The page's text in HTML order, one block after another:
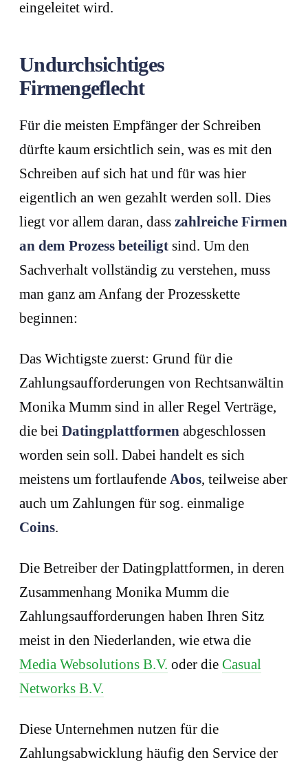
eingeleitet wird.
Undurchsichtiges
Firmengeflecht
Für die meisten Empfänger der Schreiben
dürfte kaum ersichtlich sein, was es mit den
Schreiben auf sich hat und für was hier
eigentlich an wen gezahlt werden soll. Dies
liegt vor allem daran, dass zahlreiche Firmen
an dem Prozess beteiligt sind. Um den
Sachverhalt vollständig zu verstehen, muss
man ganz am Anfang der Prozesskette
beginnen:
Das Wichtigste zuerst: Grund für die
Zahlungsaufforderungen von Rechtsanwältin
Monika Mumm sind in aller Regel Verträge,
die bei Datingplattformen abgeschlossen
worden sein soll. Dabei handelt es sich
meistens um fortlaufende Abos, teilweise aber
auch um Zahlungen für sog. einmalige
Coins.
Die Betreiber der Datingplattformen, in deren
Zusammenhang Monika Mumm die
Zahlungsaufforderungen haben Ihren Sitz
meist in den Niederlanden, wie etwa die
Media Websolutions B.V. oder die Casual
Networks B.V.
Diese Unternehmen nutzen für die
Zahlungsabwicklung häufig den Service der